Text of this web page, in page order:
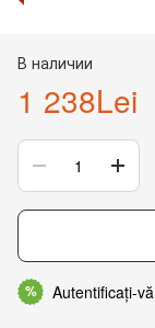
В наличии
1 238Lei
% Autentificați-